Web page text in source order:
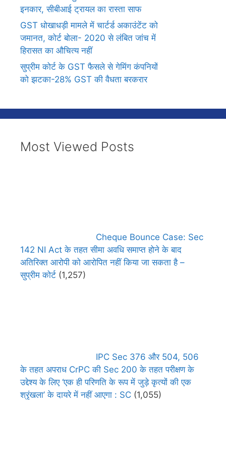
इनकार, सीबीआई ट्रायल का रास्ता साफ
GST धोखाधड़ी मामले में चार्टर्ड अकाउंटेंट को
जमानत, कोर्ट बोला- 2020 से लंबित जांच में
हिरासत का औचित्य नहीं
सुप्रीम कोर्ट के GST फैसले से गेमिंग कंपनियों
को झटका-28% GST की वैधता बरकरार
Most Viewed Posts
Cheque Bounce Case: Sec
142 NI Act के तहत सीमा अवधि समाप्त होने के बाद
अतिरिक्त आरोपी को आरोपित नहीं किया जा सकता है –
सुप्रीम कोर्ट (1,257)
IPC Sec 376 और 504, 506
के तहत अपराध CrPC की Sec 200 के तहत परीक्षण के
उद्देश्य के लिए ‘एक ही परिणति के रूप में जुड़े कृत्यों की एक
श्रृंखला’ के दायरे में नहीं आएगा : SC (1,055)